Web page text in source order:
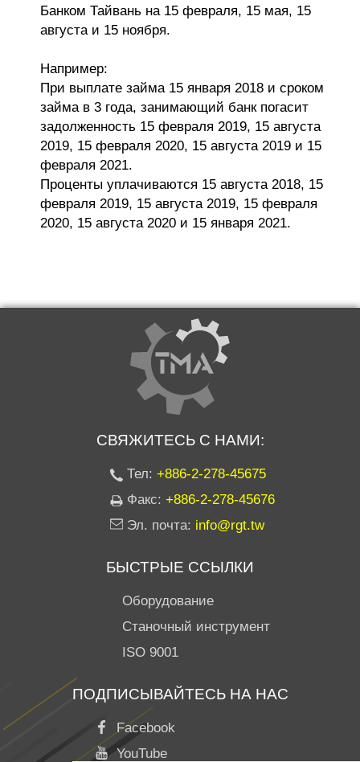
Банком Тайвань на 15 февраля, 15 мая, 15
августа и 15 ноября.
Например:
При выплате займа 15 января 2018 и сроком
займа в 3 года, занимающий банк погасит
задолженность 15 февраля 2019, 15 августа
2019, 15 февраля 2020, 15 августа 2019 и 15
февраля 2021.
Проценты уплачиваются 15 августа 2018, 15
февраля 2019, 15 августа 2019, 15 февраля
2020, 15 августа 2020 и 15 января 2021.
СВЯЖИТЕСЬ С НАМИ:
Тел: +886-2-278-45675
Факс: +886-2-278-45676
Эл. почта: info@rgt.tw
БЫСТРЫЕ ССЫЛКИ
Оборудование
Станочный инструмент
ISO 9001
ПОДПИСЫВАЙТЕСЬ НА НАС
Facebook
YouTube